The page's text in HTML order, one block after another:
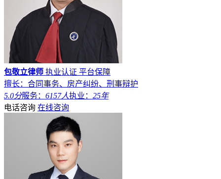
包敬立律师 执业认证 平台保障
擅长：合同事务、房产纠纷、刑事辩护
5.0分服务： 6157人执业： 25年
电话咨询 在线咨询